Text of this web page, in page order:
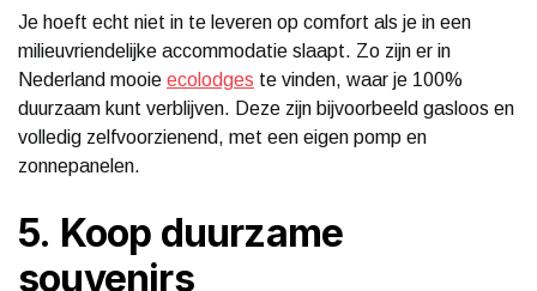
Je hoeft echt niet in te leveren op comfort als je in een
milieuvriendelijke accommodatie slaapt. Zo zijn er in
Nederland mooie ecolodges te vinden, waar je 100%
duurzaam kunt verblijven. Deze zijn bijvoorbeeld gasloos en
volledig zelfvoorzienend, met een eigen pomp en
zonnepanelen.
5. Koop duurzame
souvenirs